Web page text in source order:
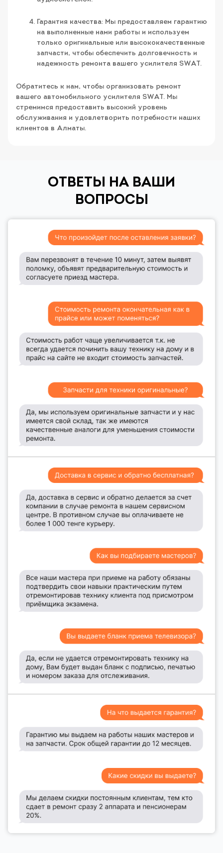
Гарантия качества: Мы предоставляем гарантию
на выполненные нами работы и используем
только оригинальные или высококачественные
запчасти, чтобы обеспечить долговечность и
надежность ремонта вашего усилителя SWAT.
Обратитесь к нам, чтобы организовать ремонт
вашего автомобильного усилителя SWAT. Мы
стремимся предоставить высокий уровень
обслуживания и удовлетворить потребности наших
клиентов в Алматы.
ОТВЕТЫ НА ВАШИ
ВОПРОСЫ